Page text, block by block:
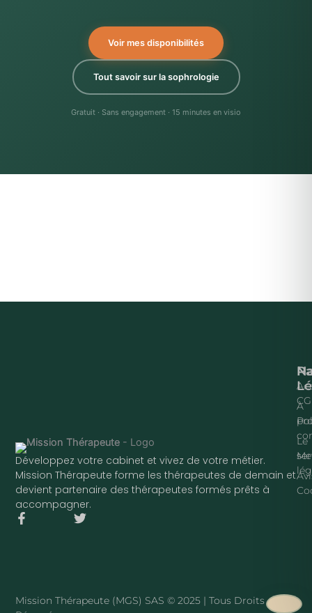
Voir mes disponibilités
Tout savoir sur la sophrologie
Gratuit · Sans engagement · 15 minutes en visio
Développez votre cabinet et vivez de votre métier.
Mission Thérapeute forme les thérapeutes de demain et
devient partenaire des thérapeutes formés prêts à
accompagner.
F
k
T
À
Le
Mission Thérapeute (MGS) SAS © 2025 | Tous Droits